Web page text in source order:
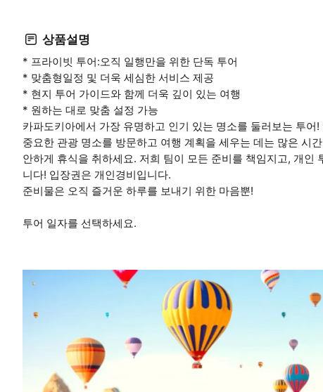
상품설명
* 프라이빗 투어:오직 일행만을 위한 단독 투어
* 맞춤형일정 및 더욱 세심한 서비스 제공
* 현지 투어 가이드와 함께 더욱 깊이 있는 여행
* 원하는 대로 맞춤 설정 가능
카파도키아에서 가장 유명하고 인기 있는 명소를 둘러보는 투
중요한 관광 명소를 방문하고 여행 계획을 세우는 데는 많은 시
안하게 휴식을 취하세요. 저희 팀이 모든 준비를 책임지고, 개인
니다! 입장권은 개인경비입니다.
준비물은 오직 즐거운 하루를 보내기 위한 마음뿐!
투어 일자를 선택하세요.